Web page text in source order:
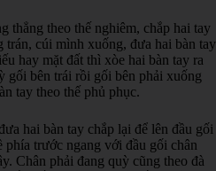
thẳng theo thế nghiêm, chắp hai tay
trán, cúi mình xuống, đưa hai bàn tay
hay mặt đất thì xòe hai bàn tay ra
gối bên trái rồi gối bên phải xuống
tay theo thế phủ phục.
hai bàn tay chắp lại để lên đầu gối
trước ngang với đầu gối chân
Chân phải đang quỳ cũng theo đà